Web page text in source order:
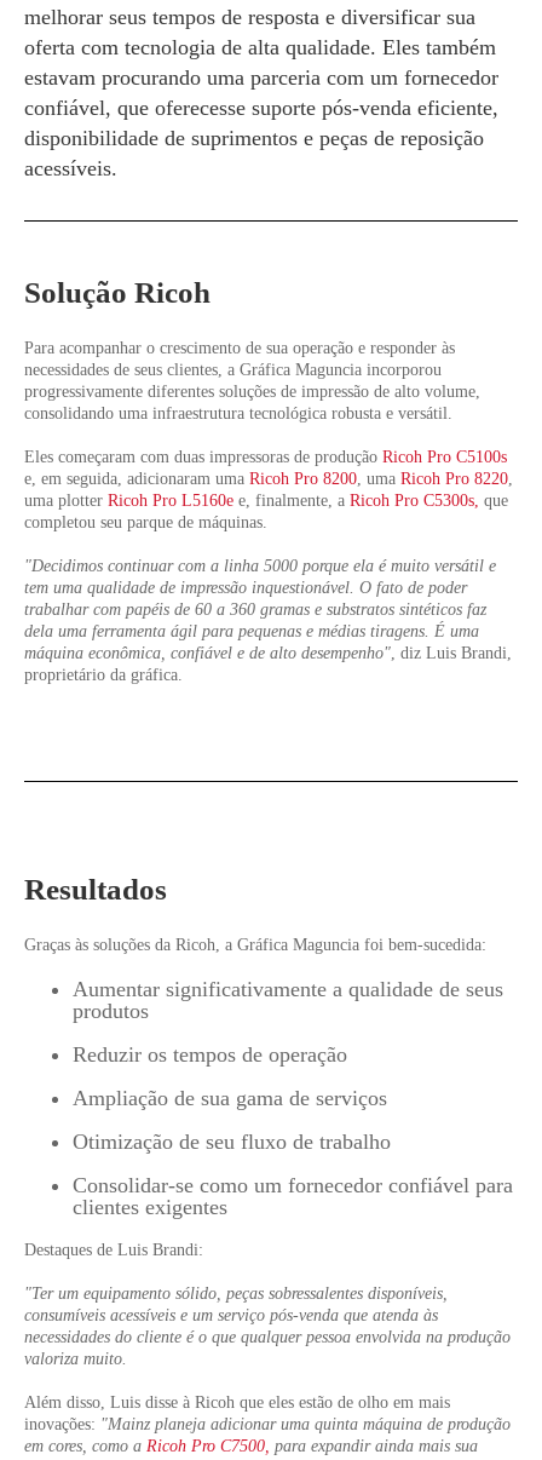
melhorar seus tempos de resposta e diversificar sua
oferta com tecnologia de alta qualidade. Eles também
estavam procurando uma parceria com um fornecedor
confiável, que oferecesse suporte pós-venda eficiente,
disponibilidade de suprimentos e peças de reposição
acessíveis.
Solução Ricoh
Para acompanhar o crescimento de sua operação e responder às
necessidades de seus clientes, a Gráfica Maguncia incorporou
progressivamente diferentes soluções de impressão de alto volume,
consolidando uma infraestrutura tecnológica robusta e versátil.
Eles começaram com duas impressoras de produção Ricoh Pro C5100s
e, em seguida, adicionaram uma Ricoh Pro 8200, uma Ricoh Pro 8220,
uma plotter Ricoh Pro L5160e e, finalmente, a Ricoh Pro C5300s, que
completou seu parque de máquinas.
"Decidimos continuar com a linha 5000 porque ela é muito versátil e
tem uma qualidade de impressão inquestionável. O fato de poder
trabalhar com papéis de 60 a 360 gramas e substratos sintéticos faz
dela uma ferramenta ágil para pequenas e médias tiragens. É uma
máquina econômica, confiável e de alto desempenho", diz Luis Brandi,
proprietário da gráfica.
Resultados
Graças às soluções da Ricoh, a Gráfica Maguncia foi bem-sucedida:
Aumentar significativamente a qualidade de seus
produtos
Reduzir os tempos de operação
Ampliação de sua gama de serviços
Otimização de seu fluxo de trabalho
Consolidar-se como um fornecedor confiável para
clientes exigentes
Destaques de Luis Brandi:
"Ter um equipamento sólido, peças sobressalentes disponíveis,
consumíveis acessíveis e um serviço pós-venda que atenda às
necessidades do cliente é o que qualquer pessoa envolvida na produção
valoriza muito.
Além disso, Luis disse à Ricoh que eles estão de olho em mais
inovações: "Mainz planeja adicionar uma quinta máquina de produção
em cores, como a Ricoh Pro C7500, para expandir ainda mais sua